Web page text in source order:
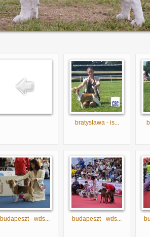
bratyslawa - is...
budapeszt - wds... budapeszt - wds...